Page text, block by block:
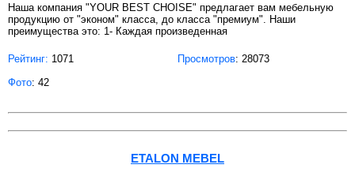
Наша компания "YOUR BEST CHOISE" предлагает вам мебельную
продукцию от "эконом" класса, до класса "премиум". Наши
преимущества это: 1- Каждая произведенная
Рейтинг: 1071 Просмотров: 28073
Фото: 42
ETALON MEBEL